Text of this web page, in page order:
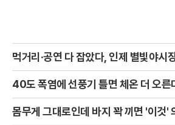
먹거리·공연 다 잡았다, 인제 별빛야시
40도 폭염에 선풍기 틀면 체온 더 오른
몸무게 그대로인데 바지 꽉 끼면 '이것'